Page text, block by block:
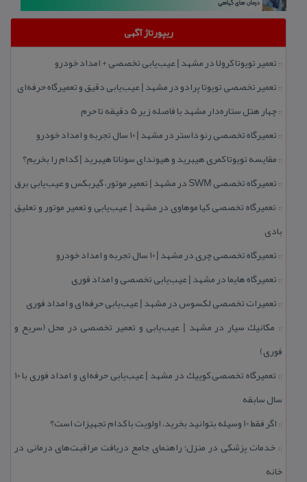
ریپورتاژ آگهی
:: تعمیر تویوتا كرولا در مشهد | عیب‌یابی تخصصی + امداد خودرو
:: تعمیر تخصصی تویوتا پرادو در مشهد | عیب‌یابی دقیق و تعمیرگاه حرفه‌ای
::چهار هتل‌ ستاره‌دار مشهد با فاصله زیر 5 دقیقه تا حرم
:: تعمیرگاه تخصصی رنو داستر در مشهد | ۱۰ سال تجربه و امداد خودرو
:: مقایسه تویوتا كمری هیبرید و هیوندای سوناتا هیبرید | كدام را بخریم؟
:: تعمیرگاه تخصصی SWM در مشهد | تعمیر موتور، گیربكس و عیب‌یابی برق
:: تعمیرگاه تخصصی كیا موهاوی در مشهد | عیب‌یابی و تعمیر موتور و تعلیق
بادی
:: تعمیرگاه تخصصی چری در مشهد | ۱۰ سال تجربه و امداد خودرو
:: تعمیرگاه هایما در مشهد | عیب‌یابی تخصصی و امداد فوری
:: تعمیرات تخصصی لكسوس در مشهد | عیب‌یابی حرفه‌ای و امداد فوری
:: مكانیك سیار در مشهد | عیب‌یابی و تعمیر تخصصی در محل (سریع و
فوری)
::
تعمیرگاه تخصصی كوییك در مشهد | عیب‌یابی حرفه‌ای و امداد فوری با ۱۰
سال سابقه
:: اگر فقط 10 وسیله بتوانید بخرید، اولویت با كدام تجهیزات است؟
:: خدمات پزشكی در منزل؛ راهنمای جامع دریافت مراقبت‌های درمانی در
خانه